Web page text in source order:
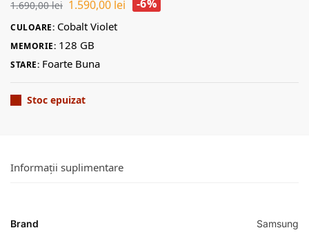
1.690,00lei 1.590,00 lei -6%
CULOARE: Cobalt Violet
MEMORIE: 128 GB
STARE: Foarte Buna
Stoc epuizat
Informații suplimentare
Brand Samsung